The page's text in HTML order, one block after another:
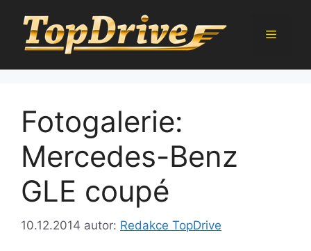
obsah
Menu
Fotogalerie:
Mercedes-Benz
GLE coupé
10.12.2014 autor: Redakce TopDrive